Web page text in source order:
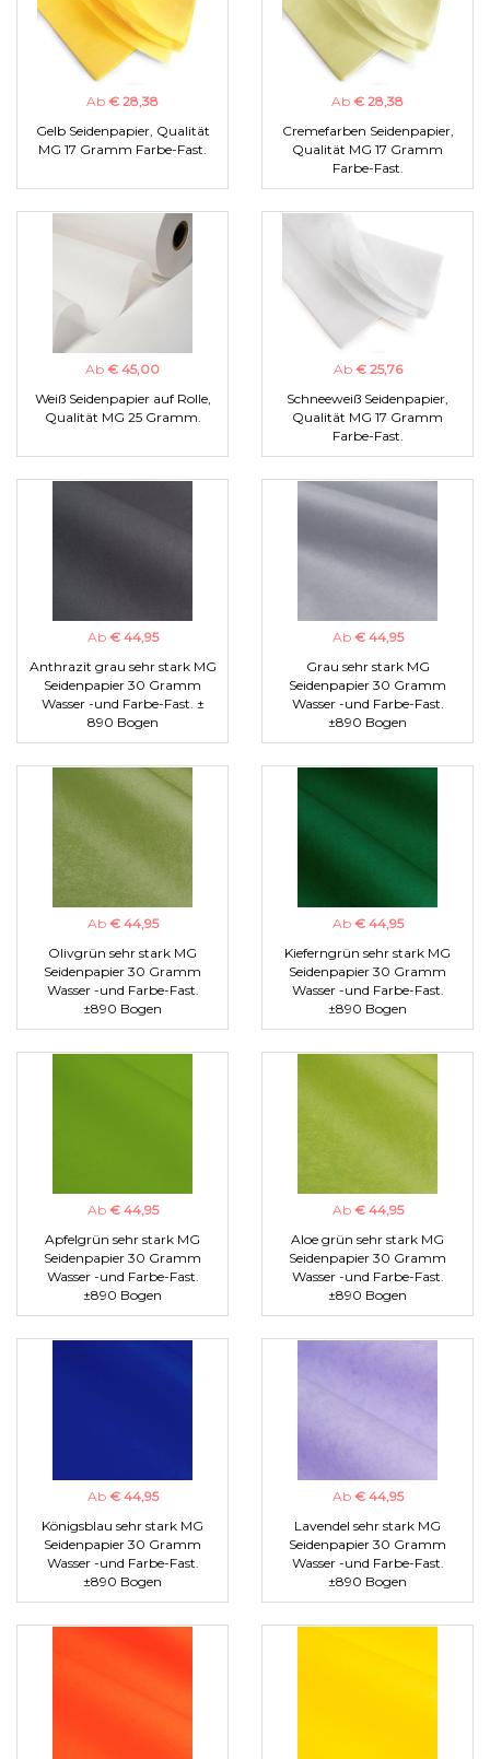
Ab € 28,38
Gelb Seidenpapier, Qualität
MG 17 Gramm Farbe-Fast.
Ab € 28,38
Cremefarben Seidenpapier,
Qualität MG 17 Gramm
Farbe-Fast.
Ab € 45,00
Weiß Seidenpapier auf Rolle,
Qualität MG 25 Gramm.
Ab € 25,76
Schneeweiß Seidenpapier,
Qualität MG 17 Gramm
Farbe-Fast.
Ab € 44,95
Anthrazit grau sehr stark MG
Seidenpapier 30 Gramm
Wasser -und Farbe-Fast. ±
890 Bogen
Ab € 44,95
Grau sehr stark MG
Seidenpapier 30 Gramm
Wasser -und Farbe-Fast.
±890 Bogen
Ab € 44,95
Olivgrün sehr stark MG
Seidenpapier 30 Gramm
Wasser -und Farbe-Fast.
±890 Bogen
Ab € 44,95
Kieferngrün sehr stark MG
Seidenpapier 30 Gramm
Wasser -und Farbe-Fast.
±890 Bogen
Ab € 44,95
Apfelgrün sehr stark MG
Seidenpapier 30 Gramm
Wasser -und Farbe-Fast.
±890 Bogen
Ab € 44,95
Aloe grün sehr stark MG
Seidenpapier 30 Gramm
Wasser -und Farbe-Fast.
±890 Bogen
Ab € 44,95
Königsblau sehr stark MG
Seidenpapier 30 Gramm
Wasser -und Farbe-Fast.
±890 Bogen
Ab € 44,95
Lavendel sehr stark MG
Seidenpapier 30 Gramm
Wasser -und Farbe-Fast.
±890 Bogen